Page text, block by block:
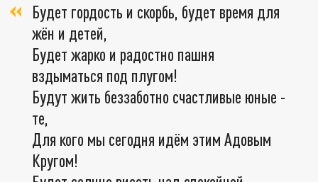
Будет гордость и скорбь, будет время для
жён и детей,
Будет жарко и радостно пашня
вздыматься под плугом!
Будут жить беззаботно счастливые юные -
те,
Для кого мы сегодня идём этим Адовым
Кругом!